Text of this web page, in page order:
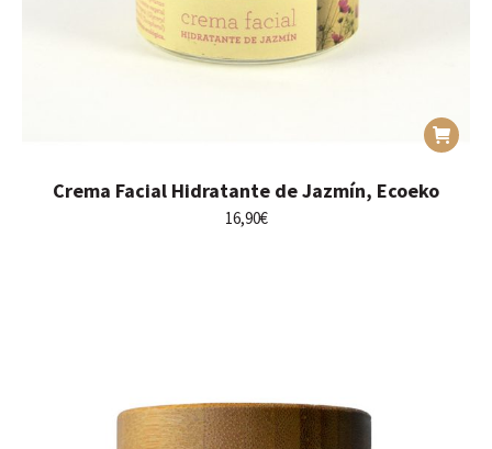
Crema Facial Hidratante de Jazmín, Ecoeko
16,90€